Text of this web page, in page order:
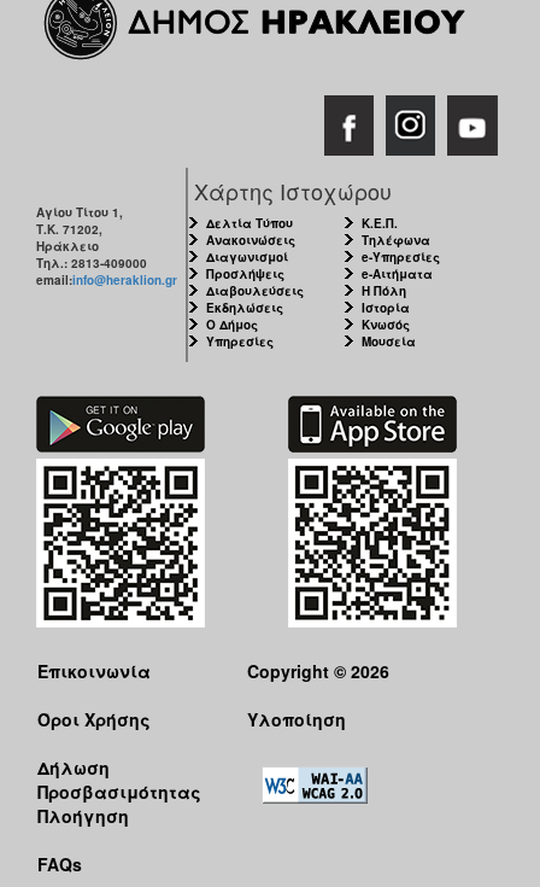
Αγίου Τίτου 1,
Τ.Κ. 71202,
Ηράκλειο
Τηλ.: 2813-409000
email:info@heraklion.gr
Χάρτης Ιστοχώρου
Δελτία Τύπου
Ανακοινώσεις
Διαγωνισμοί
Προσλήψεις
Διαβουλεύσεις
Εκδηλώσεις
Ο Δήμος
Υπηρεσίες
Κ.Ε.Π.
Τηλέφωνα
e-Υπηρεσίες
e-Αιτήματα
Η Πόλη
Ιστορία
Κνωσός
Μουσεία
Επικοινωνία
Όροι Χρήσης
Δήλωση
Προσβασιμότητας
Πλοήγηση
FAQs
Copyright © 2026
Υλοποίηση